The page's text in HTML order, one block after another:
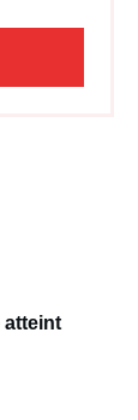
atteint